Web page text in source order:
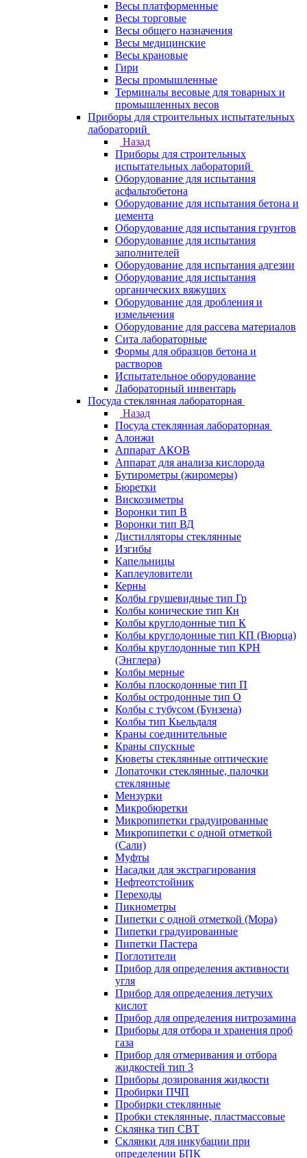
Весы платформенные
Весы торговые
Весы общего назначения
Весы медицинские
Весы крановые
Гири
Весы промышленные
Терминалы весовые для товарных и
промышленных весов
Приборы для строительных испытательных
лабораторий
Назад
Приборы для строительных
испытательных лабораторий
Оборудование для испытания
асфальтобетона
Оборудование для испытания бетона и
цемента
Оборудование для испытания грунтов
Оборудование для испытания
заполнителей
Оборудование для испытания адгезии
Оборудование для испытания
органических вяжущих
Оборудование для дробления и
измельчения
Оборудование для рассева материалов
Сита лабораторные
Формы для образцов бетона и
растворов
Испытательное оборудование
Лабораторный инвентарь
Посуда стеклянная лабораторная
Назад
Посуда стеклянная лабораторная
Алонжи
Аппарат АКОВ
Аппарат для анализа кислорода
Бутирометры (жиромеры)
Бюретки
Вискозиметры
Воронки тип В
Воронки тип ВД
Дистилляторы стеклянные
Изгибы
Капельницы
Каплеуловители
Керны
Колбы грушевидные тип Гр
Колбы конические тип Кн
Колбы круглодонные тип К
Колбы круглодонные тип КП (Вюрца)
Колбы круглодонные тип КРН
(Энглера)
Колбы мерные
Колбы плоскодонные тип П
Колбы остродонные тип О
Колбы с тубусом (Бунзена)
Колбы тип Кьельдаля
Краны соединительные
Краны спускные
Кюветы стеклянные оптические
Лопаточки стеклянные, палочки
стеклянные
Мензурки
Микробюретки
Микропипетки градуированные
Микропипетки с одной отметкой
(Сали)
Муфты
Насадки для экстрагирования
Нефтеотстойник
Переходы
Пикнометры
Пипетки с одной отметкой (Мора)
Пипетки градуированные
Пипетки Пастера
Поглотители
Прибор для определения активности
угля
Прибор для определения летучих
кислот
Прибор для определения нитрозамина
Приборы для отбора и хранения проб
газа
Прибор для отмеривания и отбора
жидкостей тип 3
Приборы дозирования жидкости
Пробирки ПЧП
Пробирки стеклянные
Пробки стеклянные, пластмассовые
Склянка тип СВТ
Склянки для инкубации при
определении БПК